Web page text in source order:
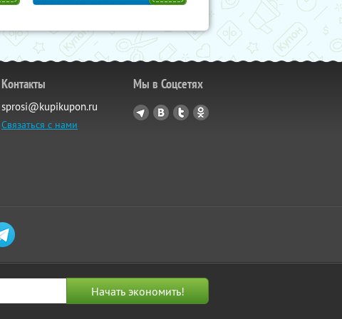
Контакты
sprosi@kupikupon.ru
Связаться с нами
Мы в Соцсетях